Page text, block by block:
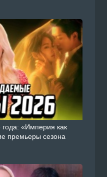
«Империя как
премьеры сезона